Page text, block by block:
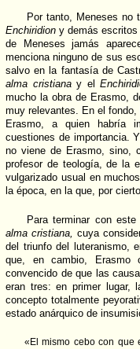
Por tanto, Meneses no
Enchiridion y demás
de Meneses jamás
menciona ninguno de sus
salvo en la fantasía de
alma cristianay el
mucho la obra de Erasmo,
muy relevantes. En el
Erasmo, a quien habría
cuestiones de importancia.
no viene de Erasmo, sino,
profesor de teología, de la
vulgarizado usual en
la época, en la que, por
Para terminar con
alma cristiana, cuya
del triunfo del luteranismo,
que, en cambio, Erasmo
convencido de que las
eran tres: en primer lugar,
concepto totalmente
estado anárquico de
«El mismo cebo con que